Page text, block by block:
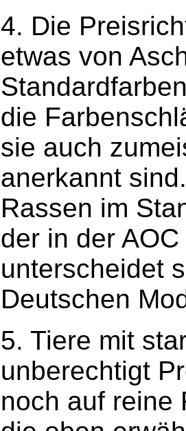
4. Die
etwas von
die
sie auch
anerkannt
Rassen im
der in der
unterscheidet
Deutschen
5. Tiere mit
unberechtigt
noch auf reine